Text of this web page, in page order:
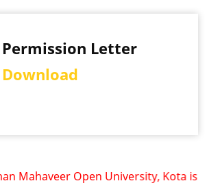
Permission Letter
Download
Open University, Kota is